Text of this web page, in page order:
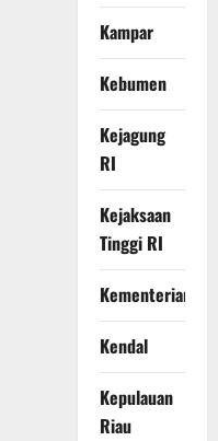
Kampar
Kebumen
Kejagung
RI
Kejaksaan
Tinggi RI
Kementerian
Kendal
Kepulauan
Riau